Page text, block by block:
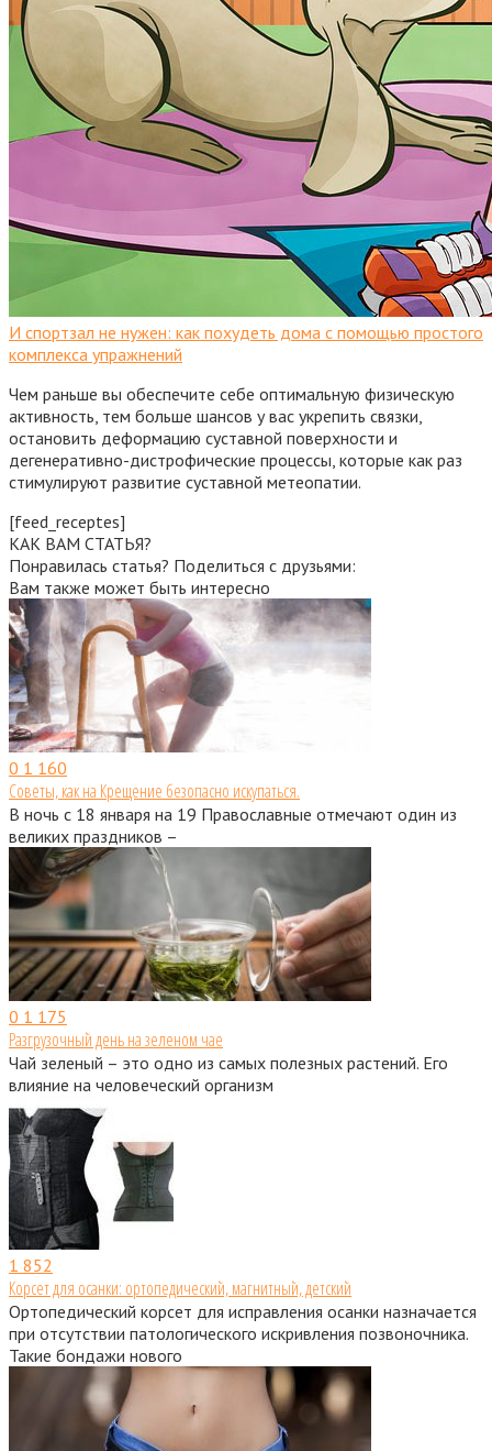
И спортзал не нужен: как похудеть дома с помощью простого
комплекса упражнений
Чем раньше вы обеспечите себе оптимальную физическую
активность, тем больше шансов у вас укрепить связки,
остановить деформацию суставной поверхности и
дегенеративно-дистрофические процессы, которые как раз
стимулируют развитие суставной метеопатии.
[feed_receptes]
КАК ВАМ СТАТЬЯ?
Понравилась статья? Поделиться с друзьями:
Вам также может быть интересно
0 1 160
Советы, как на Крещение безопасно искупаться.
В ночь с 18 января на 19 Православные отмечают один из
великих праздников –
0 1 175
Разгрузочный день на зеленом чае
Чай зеленый – это одно из самых полезных растений. Его
влияние на человеческий организм
1 852
Корсет для осанки: ортопедический, магнитный, детский
Ортопедический корсет для исправления осанки назначается
при отсутствии патологического искривления позвоночника.
Такие бондажи нового